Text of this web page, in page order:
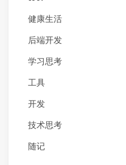
健康生活
后端开发
学习思考
工具
开发
技术思考
随记